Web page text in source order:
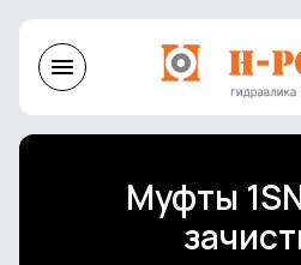
Муфты